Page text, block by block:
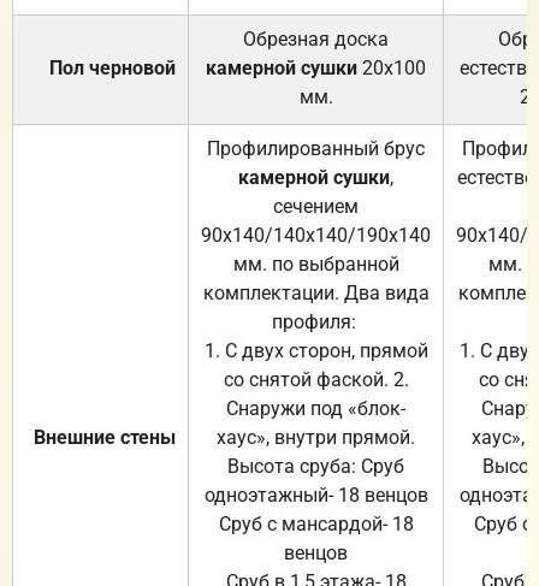
Пол черновой
Обрезная доска
камерной сушки 20х100
мм.
Внешние стены
Профилированный брус
камерной сушки,
сечением
90х140/140х140/190х140
мм. по выбранной
комплектации. Два вида
профиля:
1. С двух сторон, прямой
со снятой фаской. 2.
Снаружи под «блок-
хаус», внутри прямой.
Высота сруба: Сруб
одноэтажный- 18 венцов
Сруб с мансардой- 18
венцов
Сруб в 1,5 этажа- 18
90х140/
мм.
1. С
со
хаус»,
Сруб с
Сруб